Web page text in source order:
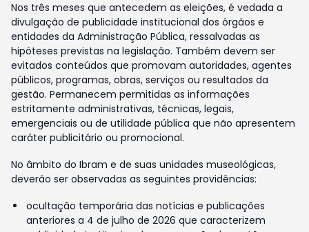
Nos três meses que antecedem as eleições, é vedada a
divulgação de publicidade institucional dos órgãos e
entidades da Administração Pública, ressalvadas as
hipóteses previstas na legislação. Também devem ser
evitados conteúdos que promovam autoridades, agentes
públicos, programas, obras, serviços ou resultados da
gestão. Permanecem permitidas as informações
estritamente administrativas, técnicas, legais,
emergenciais ou de utilidade pública que não apresentem
caráter publicitário ou promocional.
No âmbito do Ibram e de suas unidades museológicas,
deverão ser observadas as seguintes providências:
ocultação temporária das notícias e publicações
anteriores a 4 de julho de 2026 que caracterizem